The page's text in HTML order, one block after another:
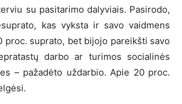
su pasitarimo dalyviais. Pasirodo,
kas vyksta ir savo vaidmens
proc. suprato, bet bijojo pareikšti savo
darbo ar turimos socialinės
– pažadėto uždarbio. Apie 20 proc.